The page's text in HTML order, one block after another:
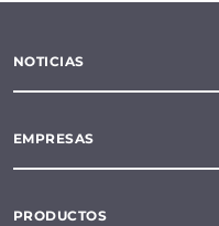
NOTICIAS
EMPRESAS
PRODUCTOS